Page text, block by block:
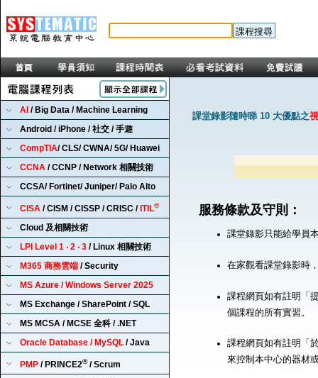
AI / Big Data / Machine Learning
Android / iPhone / 社交 / 手遊
CompTIA/ CLS/ CWNA/ 5G/ Huawei
CCNA / CCNP / Network 相關技術
CCSA/ Fortinet/ Juniper/ Palo Alto
CISA / CISM / CISSP / CRISC / ITIL®
Cloud 及相關技術
LPI Level 1 ‧ 2 ‧ 3 / Linux 相關技術
M365 商務雲端 / Security
MS Azure / Windows Server 2025
MS Exchange / SharePoint / SQL
MS MCSA / MCSE 全科 / .NET
Oracle Database / MySQL / Java
PMP / PRINCE2®/ Scrum
課堂錄影隨時睇 10 大優點之
服務條款及守則：
課堂錄影只能給學員
在家觀看課堂錄影時
課程網頁如有註明「
個課程的所有實習。
課程網頁如有註明「
來控制本中心的器材